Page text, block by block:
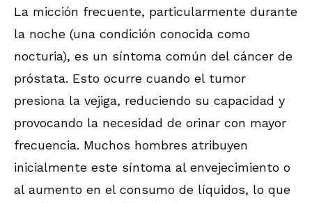
La micción frecuente, particularmente durante
la noche (una condición conocida como
nocturia), es un síntoma común del cáncer de
próstata. Esto ocurre cuando el tumor
presiona la vejiga, reduciendo su capacidad y
provocando la necesidad de orinar con mayor
frecuencia. Muchos hombres atribuyen
inicialmente este síntoma al envejecimiento o
al aumento en el consumo de líquidos, lo que